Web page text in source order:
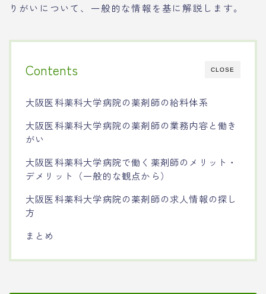
りがいについて、一般的な情報を基に解説します。
CLOSE
Contents
大阪医科薬科大学病院の薬剤師の給料体系
大阪医科薬科大学病院の薬剤師の業務内容と働き
がい
大阪医科薬科大学病院で働く薬剤師のメリット・
デメリット（一般的な観点から）
大阪医科薬科大学病院の薬剤師の求人情報の探し
方
まとめ